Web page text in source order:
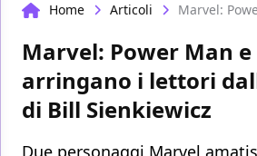
Home Articoli
Marvel: Power Man
arringano i lettori
di Bill Sienkiewicz